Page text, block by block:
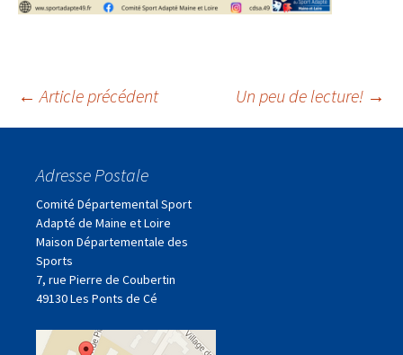
Navigation
des
articles
← Article précédent Un peu de lecture! →
Adresse Postale
Comité Départemental Sport
Adapté de Maine et Loire
Maison Départementale des
Sports
7, rue Pierre de Coubertin
49130 Les Ponts de Cé